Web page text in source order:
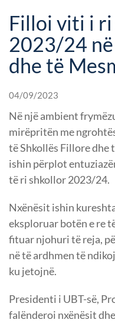
Filloi viti i
2023/24
dhe të
04/09/2023
Në një ambient
mirëpritën me
të Shkollës Fillore dhe
ishin përplot
të ri shkollor 2023/24.
Nxënësit ishin
eksploruar botën e re
fituar njohuri të reja,
në të ardhmen të
ku jetojnë.
Presidenti i UBT-së,
falënderoi nxënësit